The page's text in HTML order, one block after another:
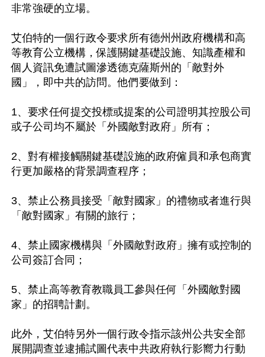
非常強硬的立場。
艾伯特的一個行政令要求所有德州州政府機構和高
等教育公立機構，保護關鍵基礎設施、知識產權和
個人資訊免遭試圖滲透德克薩斯州的「敵對外
國」，即中共的訪問。他們要做到：
1、要求任何提交投標或提案的公司證明其控股公司
或子公司均不屬於「外國敵對政府」所有；
2、對有權接觸關鍵基礎設施的政府僱員和承包商實
行更加嚴格的背景調查程序；
3、禁止公務員接受「敵對國家」的禮物或者進行與
「敵對國家」有關的旅行；
4、禁止國家機構與「外國敵對政府」擁有或控制的
公司簽訂合同；
5、禁止高等教育教職員工參與任何「外國敵對國
家」的招聘計劃。
此外，艾伯特另外一個行政令指示該州公共安全部
展開調查並逮捕試圖代表中共政府執行影嚮力行動